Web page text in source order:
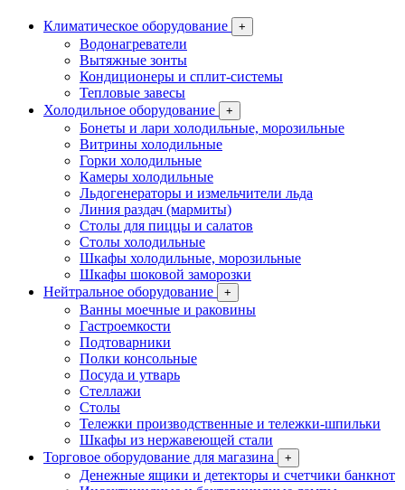
Климатическое оборудование +
Водонагреватели
Вытяжные зонты
Кондиционеры и сплит-системы
Тепловые завесы
Холодильное оборудование
+
Бонеты и лари холодильные, морозильные
Витрины холодильные
Горки холодильные
Камеры холодильные
Льдогенераторы и измельчители льда
Линия раздач (мармиты)
Столы для пиццы и салатов
Столы холодильные
Шкафы холодильные, морозильные
Шкафы шоковой заморозки
Нейтральное оборудование
+
Ванны моечные и раковины
Гастроемкости
Подтоварники
Полки консольные
Посуда и утварь
Стеллажи
Столы
Тележки производственные и тележки-шпильки
Шкафы из нержавеющей стали
Торговое оборудование для магазина
+
Денежные ящики и детекторы и счетчики банкнот